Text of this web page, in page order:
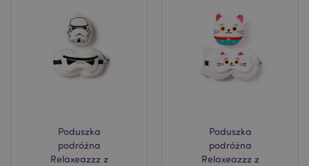
Poduszka
podróżna
Relaxeazzz z
Poduszka
podróżna
Relaxeazzz z